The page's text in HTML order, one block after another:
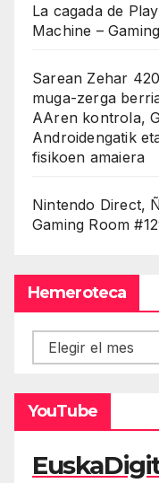
La cagada de
Machine –
Sarean Zehar
muga-zerga
AAren kontrola,
Androidengatik
fisikoen amaiera
Nintendo Direct,
Gaming Room
Hemeroteca
Hemeroteca
YouTube